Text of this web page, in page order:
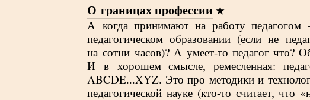
О границах профессии
А когда принимают на работу
педагогическом образовании (если не
на сотни часов)? А умеет-то педагог что?
И в хорошем смысле, ремесленная:
ABCDE...XYZ. Это про методики и
педагогической науке (кто-то считает, что